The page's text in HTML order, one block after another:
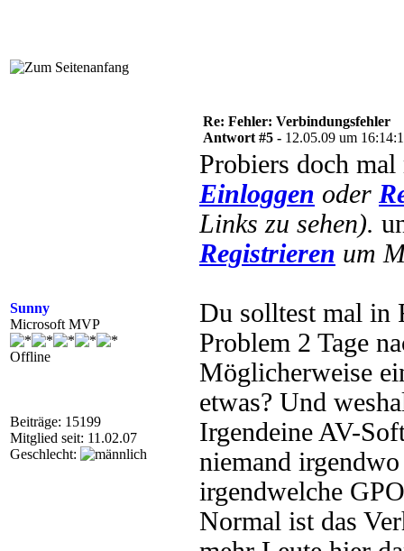
Sunny
Microsoft MVP
Offline
Beiträge: 15199
Mitglied seit: 11.02.07
Geschlecht:
Re: Fehler: Verbindungsfehler
Antwort #5 - 12.05.09 um
Probiers doch
Einloggen oder
Links zu sehen).
Registrieren um
Du solltest mal in
Problem 2 Tage
Möglicherweise
etwas? Und
Irgendeine AV-
niemand
irgendwelche
Normal ist das